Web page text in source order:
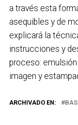
a través esta
asequibles y de
explicará la
instrucciones y
proceso:
imagen y
ARCHIVADO EN: